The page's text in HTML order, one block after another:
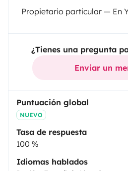
Propietario particular — En
¿Tienes una pregunta
Enviar un
Puntuación global
NUEVO
Tasa de respuesta
100 %
Idiomas hablados